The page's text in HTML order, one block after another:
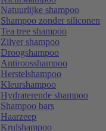
Natuurlijke shampoo
Shampoo zonder siliconen
Tea tree shampoo
Zilver shampoo
Droogshampoo
Antiroosshampoo
Herstelshampoo
Kleurshampoo
Hydraterende shampoo
Shampoo bars
Haarzeep
Krulshampoo